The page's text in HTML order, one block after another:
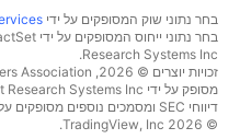
בחר נתוני שוק המסופקים על ידי
Research Systems Inc.‏
מסופק על ידי FactSet Research Systems Inc. כל הזכויות שמורות.
דיווחי SEC ומסמכים נוספים מסופקים על ידי
© 2026 ‏TradingView, Inc.‏